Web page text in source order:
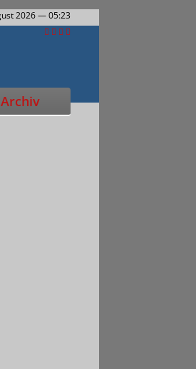
2026— 05:23
Archiv